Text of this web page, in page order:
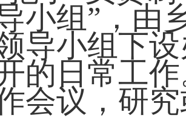
小组”，由
导小组下
的日常工
会议，研